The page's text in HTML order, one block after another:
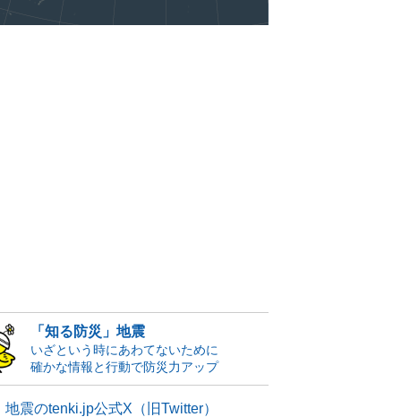
「知る防災」地震
いざという時にあわてないために
確かな情報と行動で防災力アップ
地震のtenki.jp公式X（旧Twitter）